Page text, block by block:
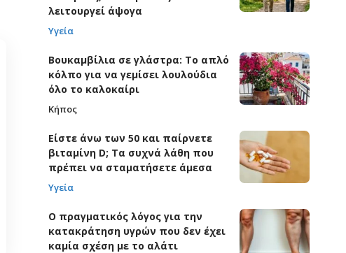
λειτουργεί άψογα
Υγεία
Βουκαμβίλια σε γλάστρα: Το απλό
κόλπο για να γεμίσει λουλούδια
όλο το καλοκαίρι
Κήπος
Είστε άνω των 50 και παίρνετε
βιταμίνη D; Τα συχνά λάθη που
πρέπει να σταματήσετε άμεσα
Υγεία
Ο πραγματικός λόγος για την
κατακράτηση υγρών που δεν έχει
καμία σχέση με το αλάτι